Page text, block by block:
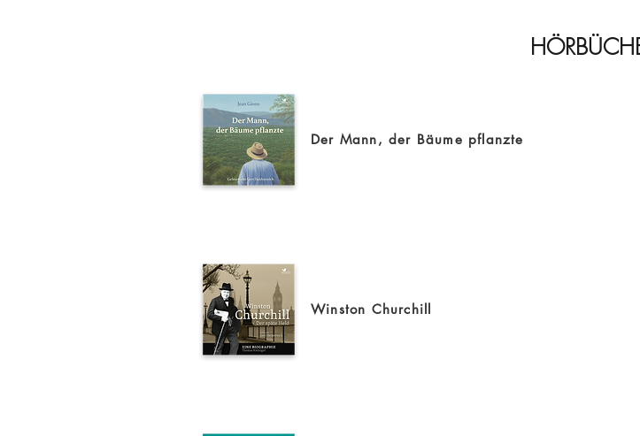
Der Mann, der Bäume pflanzte
Winston Churchill